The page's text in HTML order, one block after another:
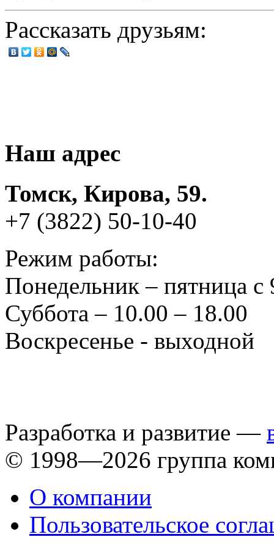
Рассказать друзьям:
Наш адрес
Томск, Кирова, 59.
+7 (3822) 50-10-40
Режим работы:
Понедельник – пятница с
Суббота – 10.00 – 18.00
Воскресенье - выходной
Разработка и развитие —
© 1998—2026 группа
О компании
Пользовательское